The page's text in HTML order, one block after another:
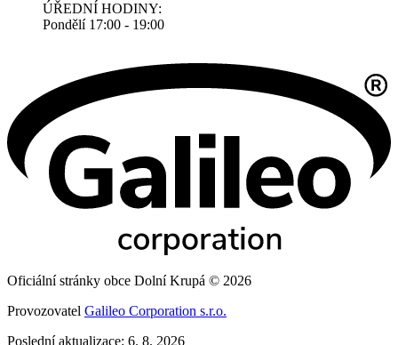
ÚŘEDNÍ HODINY:
Pondělí 17:00 - 19:00
Oficiální stránky obce Dolní Krupá © 2026
Provozovatel Galileo Corporation s.r.o.
Poslední aktualizace: 6. 8. 2026